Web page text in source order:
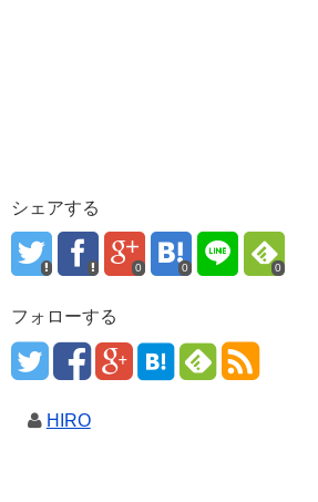
シェアする
0 0 0
フォローする
HIRO